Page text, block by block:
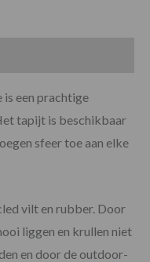
een prachtige
tapijt is beschikbaar
sfeer toe aan elke
vilt en rubber. Door
liggen en krullen niet
en door de outdoor-